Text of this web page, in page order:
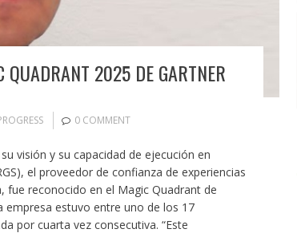
QUADRANT 2025 DE GARTNER
0 COMMENT
visión y su capacidad de ejecución en
el proveedor de confianza de experiencias
fue reconocido en el Magic Quadrant de
empresa estuvo entre uno de los 17
por cuarta vez consecutiva. “Este